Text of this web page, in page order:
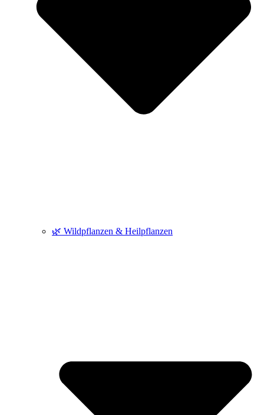
🌿 Wildpflanzen & Heilpflanzen